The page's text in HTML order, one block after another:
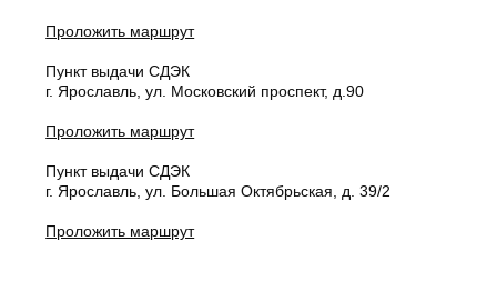
Проложить маршрут
Пункт выдачи СДЭК
г. Ярославль, ул. Московский проспект, д.90
Проложить маршрут
Пункт выдачи СДЭК
г. Ярославль, ул. Большая Октябрьская, д. 39/2
Проложить маршрут